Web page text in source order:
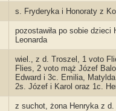
s. Fryderyka i Honoraty z
pozostawiła po sobie dzieci
Leonarda
wiel., z d. Troszel, 1 voto
Flies, 2 voto mąż Józef
Edward i 3c. Emilia,
2s. Józef i Karol oraz 1c.
z suchot, żona Henryka z